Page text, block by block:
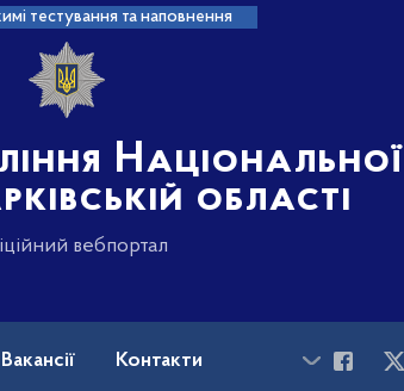
тестування та наповнення
Національної
області
вебпортал
Вакансії Контакти